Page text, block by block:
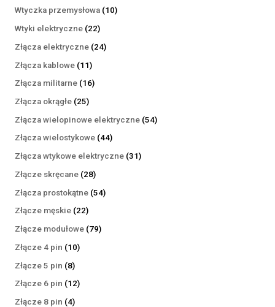
produktów
Wtyczka przemysłowa 1010
Wtyki elektryczne 2222
produkty
Złącza elektryczne 2424
Złącza kablowe 1111
produktów
Złącza militarne 1616
Złącza okrągłe 2525
produktów
Złącza wielopinowe elektryczne 5454
Złącza wielostykowe 4444
produkty
Złącza wtykowe elektryczne 3131
Złącze skręcane 2828
produktów
Złącza prostokątne 5454
Złącze męskie 2222
produkty
Złącze modułowe 7979
Złącze 4 pin 1010
Złącze 5 pin 88
produktów
Złącze 6 pin 1212
Złącze 8 pin 44